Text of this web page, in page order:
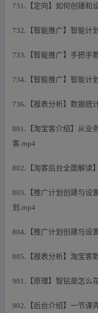
731.【定向】如何创建和
732.【智能推广】智能计
733.【智能推广】手把手
734.【智能推广】智能计
736.【报表分析】数据统
801.【淘宝客介绍】从业
客.mp4
802.【淘客后台全面解读
803.【推广计划创建与设
划.mp4
804.【推广计划创建与设
805.【报表分析】淘宝客
901.【原理】智钻是怎么
902.【后台介绍】一节课